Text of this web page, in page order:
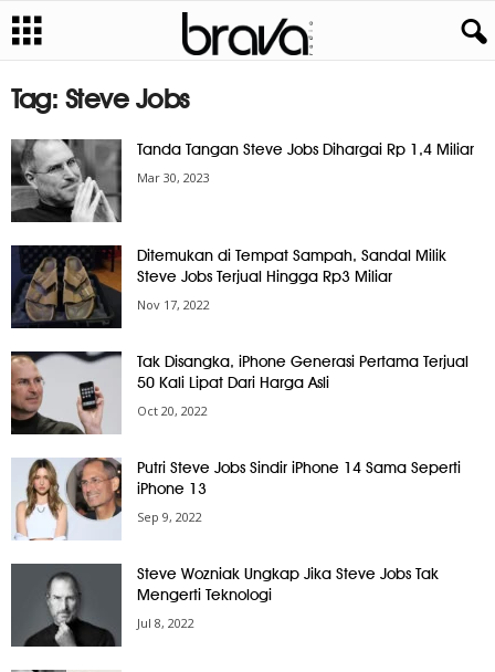
Tag: Steve Jobs
Tanda Tangan Steve Jobs Dihargai Rp 1,4 Miliar
Mar 30, 2023
Ditemukan di Tempat Sampah, Sandal Milik
Steve Jobs Terjual Hingga Rp3 Miliar
Nov 17, 2022
Tak Disangka, iPhone Generasi Pertama Terjual
50 Kali Lipat Dari Harga Asli
Oct 20, 2022
Putri Steve Jobs Sindir iPhone 14 Sama Seperti
iPhone 13
Sep 9, 2022
Steve Wozniak Ungkap Jika Steve Jobs Tak
Mengerti Teknologi
Jul 8, 2022